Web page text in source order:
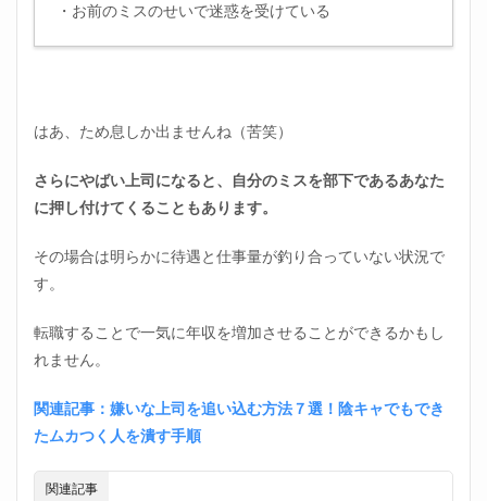
・お前のミスのせいで迷惑を受けている
はあ、ため息しか出ませんね（苦笑）
さらにやばい上司になると、自分のミスを部下であるあなた
に押し付けてくることもあります。
その場合は明らかに待遇と仕事量が釣り合っていない状況で
す。
転職することで一気に年収を増加させることができるかもし
れません。
関連記事：嫌いな上司を追い込む方法７選！陰キャでもでき
たムカつく人を潰す手順
関連記事